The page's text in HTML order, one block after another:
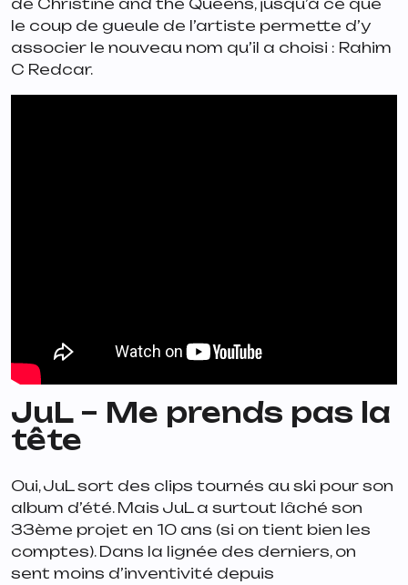
de Christine and the Queens, jusqu’à ce que
le coup de gueule de l’artiste permette d’y
associer le nouveau nom qu’il a choisi : Rahim
C Redcar.
JuL – Me prends pas la
tête
Oui, JuL sort des clips tournés au ski pour son
album d’été. Mais JuL a surtout lâché son
33ème projet en 10 ans (si on tient bien les
comptes). Dans la lignée des derniers, on
sent moins d’inventivité depuis